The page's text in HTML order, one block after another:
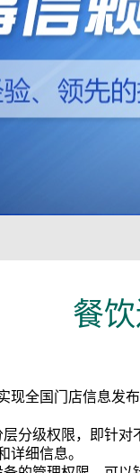
餐
现全国门店信息发
分级权限，即针
详细信息。